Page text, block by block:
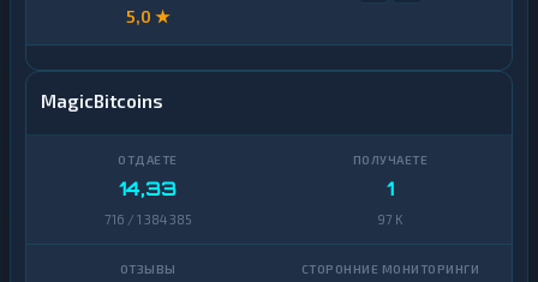
5,0 ★
MagicBitcoins
14,33
716 / 1 384 385
1
97 K